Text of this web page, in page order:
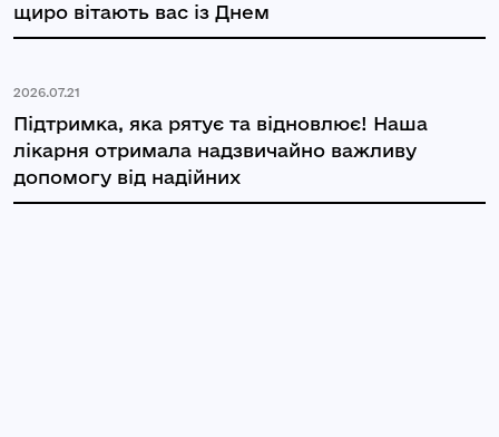
щиро вітають вас із Днем
2026.07.21
Підтримка, яка рятує та відновлює! Наша
лікарня отримала надзвичайно важливу
допомогу від надійних